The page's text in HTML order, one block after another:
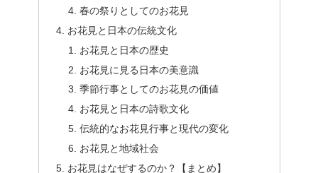
春の祭りとしてのお花見
お花見と日本の伝統文化
お花見と日本の歴史
お花見に見る日本の美意識
季節行事としてのお花見の価値
お花見と日本の詩歌文化
伝統的なお花見行事と現代の変化
お花見と地域社会
お花見はなぜするのか？【まとめ】